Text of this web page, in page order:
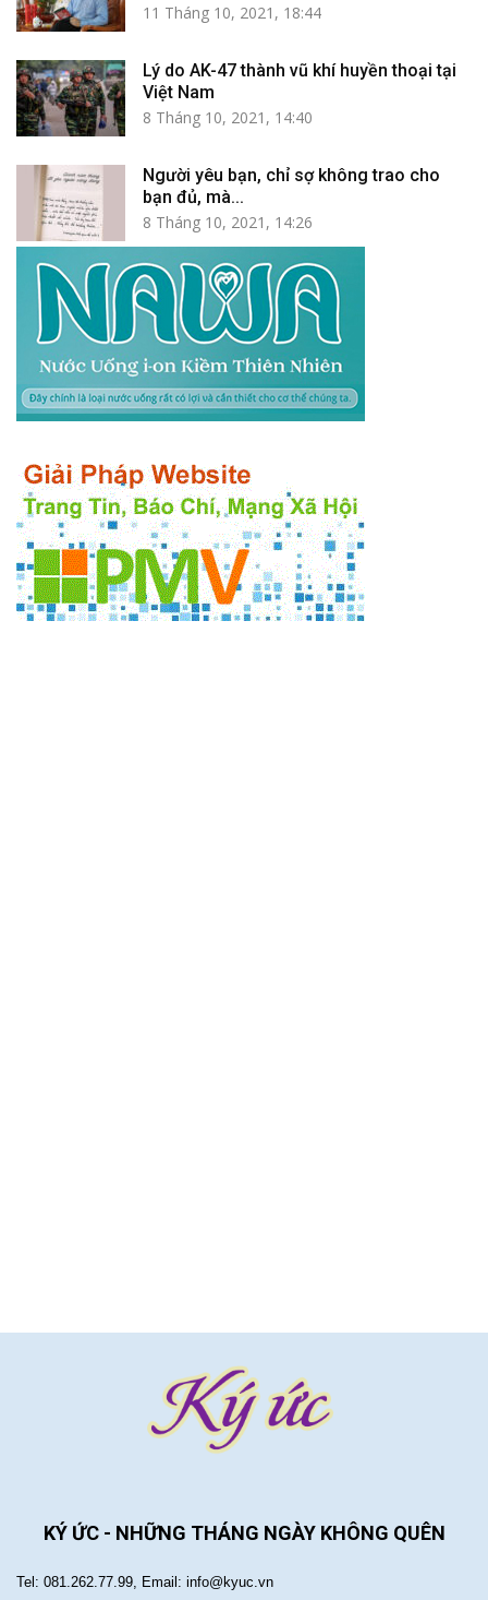
11 Tháng 10, 2021, 18:44
Lý do AK-47 thành vũ khí huyền thoại tại
Việt Nam
8 Tháng 10, 2021, 14:40
Người yêu bạn, chỉ sợ không trao cho
bạn đủ, mà...
8 Tháng 10, 2021, 14:26
KÝ ỨC - NHỮNG THÁNG NGÀY KHÔNG QUÊN
Tel: 081.262.77.99, Email: info@kyuc.vn